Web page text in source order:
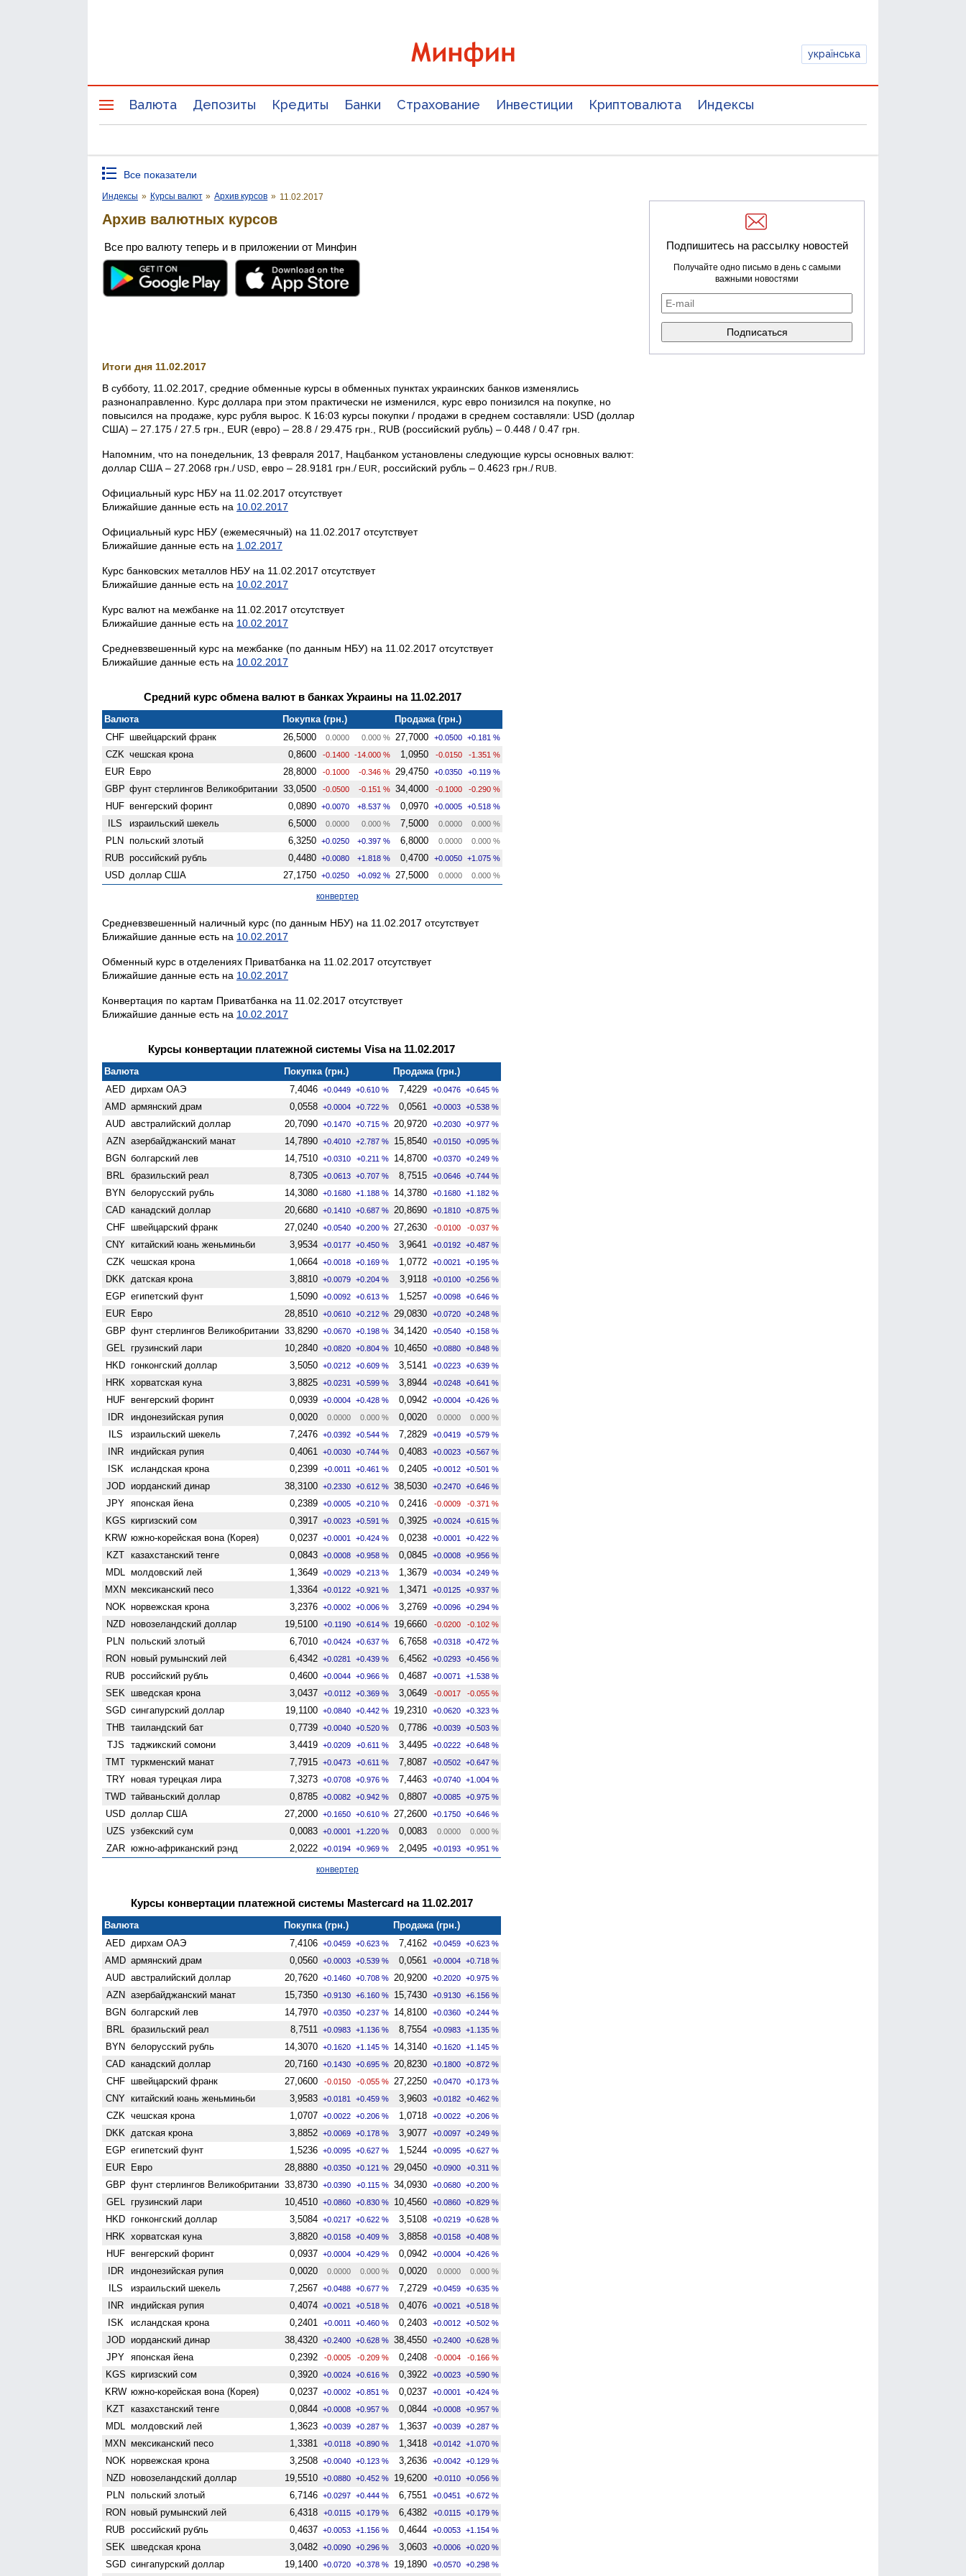
українська
Валюта Депозиты Кредиты Банки Страхование Инвестиции Криптовалюта Индексы
Все показатели
Индексы » Курсы валют » Архив курсов » 11.02.2017
Архив валютных курсов
Все про валюту теперь и в приложении от Минфин
Итоги дня 11.02.2017
В субботу, 11.02.2017, средние обменные курсы в обменных пунктах украинских банков изменялись
разнонаправленно. Курс доллара при этом практически не изменился, курс евро понизился на покупке, но
повысился на продаже, курс рубля вырос. К 16:03 курсы покупки / продажи в среднем составляли: USD (доллар
США) – 27.175 / 27.5 грн., EUR (евро) – 28.8 / 29.475 грн., RUB (российский рубль) – 0.448 / 0.47 грн.
Напомним, что на понедельник, 13 февраля 2017, Нацбанком установлены следующие курсы основных валют:
доллар США – 27.2068 грн./ USD , евро – 28.9181 грн./ EUR , российский рубль – 0.4623 грн./ RUB
Официальный курс НБУ на 11.02.2017 отсутствует
Ближайшие данные есть на 10.02.2017
Официальный курс НБУ (ежемесячный) на 11.02.2017 отсутствует
Ближайшие данные есть на 1.02.2017
Курс банковских металлов НБУ на 11.02.2017 отсутствует
Ближайшие данные есть на 10.02.2017
Курс валют на межбанке на 11.02.2017 отсутствует
Ближайшие данные есть на 10.02.2017
Средневзвешенный курс на межбанке (по данным НБУ) на 11.02.2017 отсутствует
Ближайшие данные есть на 10.02.2017
Средний курс обмена валют в банках Украины на 11.02.2017
Валюта Покупка (грн.)
Продажа (грн.)
CHF швейцарский франк 26,5000 0.0000 0.000 % 27,7000 +0.0500 +0.181 %
CZK чешская крона 0,8600 -0.1400 -14.000 % 1,0950 -0.0150 -1.351 %
EUR Евро 28,8000 -0.1000 -0.346 % 29,4750 +0.0350 +0.119 %
GBP фунт стерлингов Велико­британии 33,0500 -0.0500 -0.151 % 34,4000 -0.1000 -0.290 %
HUF венгерский форинт 0,0890 +0.0070 +8.537 % 0,0970 +0.0005 +0.518 %
ILS израильский шекель 6,5000 0.0000 0.000 % 7,5000 0.0000 0.000 %
PLN польский злотый 6,3250 +0.0250 +0.397 % 6,8000 0.0000 0.000 %
RUB российский рубль 0,4480 +0.0080 +1.818 % 0,4700 +0.0050 +1.075 %
USD доллар США 27,1750 +0.0250 +0.092 % 27,5000 0.0000 0.000 %
конвертер
Средневзвешенный наличный курс (по данным НБУ) на 11.02.2017 отсутствует
Ближайшие данные есть на 10.02.2017
Обменный курс в отделениях Приватбанка на 11.02.2017 отсутствует
Ближайшие данные есть на 10.02.2017
Конвертация по картам Приватбанка на 11.02.2017 отсутствует
Ближайшие данные есть на 10.02.2017
Курсы конвертации платежной системы Visa на 11.02.2017
Валюта Покупка (грн.)
Продажа (грн.)
AED дирхам ОАЭ 7,4046 +0.0449 +0.610 % 7,4229 +0.0476 +0.645 %
AMD армянский драм 0,0558 +0.0004 +0.722 % 0,0561 +0.0003 +0.538 %
AUD австралийский доллар 20,7090 +0.1470 +0.715 % 20,9720 +0.2030 +0.977 %
AZN азербайджанский манат 14,7890 +0.4010 +2.787 % 15,8540 +0.0150 +0.095 %
BGN болгарский лев 14,7510 +0.0310 +0.211 % 14,8700 +0.0370 +0.249 %
BRL бразильский реал 8,7305 +0.0613 +0.707 % 8,7515 +0.0646 +0.744 %
BYN белорусский рубль 14,3080 +0.1680 +1.188 % 14,3780 +0.1680 +1.182 %
CAD канадский доллар 20,6680 +0.1410 +0.687 % 20,8690 +0.1810 +0.875 %
CHF швейцарский франк 27,0240 +0.0540 +0.200 % 27,2630 -0.0100 -0.037 %
CNY китайский юань женьминьби 3,9534 +0.0177 +0.450 % 3,9641 +0.0192 +0.487 %
CZK чешская крона 1,0664 +0.0018 +0.169 % 1,0772 +0.0021 +0.195 %
DKK датская крона 3,8810 +0.0079 +0.204 % 3,9118 +0.0100 +0.256 %
EGP египетский фунт 1,5090 +0.0092 +0.613 % 1,5257 +0.0098 +0.646 %
EUR Евро 28,8510 +0.0610 +0.212 % 29,0830 +0.0720 +0.248 %
GBP фунт стерлингов Велико­британии 33,8290 +0.0670 +0.198 % 34,1420 +0.0540 +0.158 %
GEL грузинский лари 10,2840 +0.0820 +0.804 % 10,4650 +0.0880 +0.848 %
HKD гонконгский доллар 3,5050 +0.0212 +0.609 % 3,5141 +0.0223 +0.639 %
HRK хорватская куна 3,8825 +0.0231 +0.599 % 3,8944 +0.0248 +0.641 %
HUF венгерский форинт 0,0939 +0.0004 +0.428 % 0,0942 +0.0004 +0.426 %
IDR индонезийская рупия 0,0020 0.0000 0.000 % 0,0020 0.0000 0.000 %
ILS израильский шекель 7,2476 +0.0392 +0.544 % 7,2829 +0.0419 +0.579 %
INR индийская рупия 0,4061 +0.0030 +0.744 % 0,4083 +0.0023 +0.567 %
ISK исландская крона 0,2399 +0.0011 +0.461 % 0,2405 +0.0012 +0.501 %
JOD иорданский динар 38,3100 +0.2330 +0.612 % 38,5030 +0.2470 +0.646 %
JPY японская йена 0,2389 +0.0005 +0.210 % 0,2416 -0.0009 -0.371 %
KGS киргизский сом 0,3917 +0.0023 +0.591 % 0,3925 +0.0024 +0.615 %
KRW южно-корейская вона (Корея) 0,0237 +0.0001 +0.424 % 0,0238 +0.0001 +0.422 %
KZT казахстанский тенге 0,0843 +0.0008 +0.958 % 0,0845 +0.0008 +0.956 %
MDL молдовский лей 1,3649 +0.0029 +0.213 % 1,3679 +0.0034 +0.249 %
MXN мексиканский песо 1,3364 +0.0122 +0.921 % 1,3471 +0.0125 +0.937 %
NOK норвежская крона 3,2376 +0.0002 +0.006 % 3,2769 +0.0096 +0.294 %
NZD ново­зеландский доллар 19,5100 +0.1190 +0.614 % 19,6660 -0.0200 -0.102 %
PLN польский злотый 6,7010 +0.0424 +0.637 % 6,7658 +0.0318 +0.472 %
RON новый румынский лей 6,4342 +0.0281 +0.439 % 6,4562 +0.0293 +0.456 %
RUB российский рубль 0,4600 +0.0044 +0.966 % 0,4687 +0.0071 +1.538 %
SEK шведская крона 3,0437 +0.0112 +0.369 % 3,0649 -0.0017 -0.055 %
SGD сингапурский доллар 19,1100 +0.0840 +0.442 % 19,2310 +0.0620 +0.323 %
THB таиландский бат 0,7739 +0.0040 +0.520 % 0,7786 +0.0039 +0.503 %
TJS таджикский сомони 3,4419 +0.0209 +0.611 % 3,4495 +0.0222 +0.648 %
TMT туркменский манат 7,7915 +0.0473 +0.611 % 7,8087 +0.0502 +0.647 %
TRY новая турецкая лира 7,3273 +0.0708 +0.976 % 7,4463 +0.0740 +1.004 %
TWD тайваньский доллар 0,8785 +0.0082 +0.942 % 0,8807 +0.0085 +0.975 %
USD доллар США 27,2000 +0.1650 +0.610 % 27,2600 +0.1750 +0.646 %
UZS узбекский сум 0,0083 +0.0001 +1.220 % 0,0083 0.0000 0.000 %
ZAR южно-африканский рэнд 2,0222 +0.0194 +0.969 % 2,0495 +0.0193 +0.951 %
конвертер
Курсы конвертации платежной системы Mastercard на 11.02.2017
Валюта Покупка (грн.)
Продажа (грн.)
AED дирхам ОАЭ 7,4106 +0.0459 +0.623 % 7,4162 +0.0459 +0.623 %
AMD армянский драм 0,0560 +0.0003 +0.539 % 0,0561 +0.0004 +0.718 %
AUD австралийский доллар 20,7620 +0.1460 +0.708 % 20,9200 +0.2020 +0.975 %
AZN азербайджанский манат 15,7350 +0.9130 +6.160 % 15,7430 +0.9130 +6.156 %
BGN болгарский лев 14,7970 +0.0350 +0.237 % 14,8100 +0.0360 +0.244 %
BRL бразильский реал 8,7511 +0.0983 +1.136 % 8,7554 +0.0983 +1.135 %
BYN белорусский рубль 14,3070 +0.1620 +1.145 % 14,3140 +0.1620 +1.145 %
CAD канадский доллар 20,7160 +0.1430 +0.695 % 20,8230 +0.1800 +0.872 %
CHF швейцарский франк 27,0600 -0.0150 -0.055 % 27,2250 +0.0470 +0.173 %
CNY китайский юань женьминьби 3,9583 +0.0181 +0.459 % 3,9603 +0.0182 +0.462 %
CZK чешская крона 1,0707 +0.0022 +0.206 % 1,0718 +0.0022 +0.206 %
DKK датская крона 3,8852 +0.0069 +0.178 % 3,9077 +0.0097 +0.249 %
EGP египетский фунт 1,5236 +0.0095 +0.627 % 1,5244 +0.0095 +0.627 %
EUR Евро 28,8880 +0.0350 +0.121 % 29,0450 +0.0900 +0.311 %
GBP фунт стерлингов Велико­британии 33,8730 +0.0390 +0.115 % 34,0930 +0.0680 +0.200 %
GEL грузинский лари 10,4510 +0.0860 +0.830 % 10,4560 +0.0860 +0.829 %
HKD гонконгский доллар 3,5084 +0.0217 +0.622 % 3,5108 +0.0219 +0.628 %
HRK хорватская куна 3,8820 +0.0158 +0.409 % 3,8858 +0.0158 +0.408 %
HUF венгерский форинт 0,0937 +0.0004 +0.429 % 0,0942 +0.0004 +0.426 %
IDR индонезийская рупия 0,0020 0.0000 0.000 % 0,0020 0.0000 0.000 %
ILS израильский шекель 7,2567 +0.0488 +0.677 % 7,2729 +0.0459 +0.635 %
INR индийская рупия 0,4074 +0.0021 +0.518 % 0,4076 +0.0021 +0.518 %
ISK исландская крона 0,2401 +0.0011 +0.460 % 0,2403 +0.0012 +0.502 %
JOD иорданский динар 38,4320 +0.2400 +0.628 % 38,4550 +0.2400 +0.628 %
JPY японская йена 0,2392 -0.0005 -0.209 % 0,2408 -0.0004 -0.166 %
KGS киргизский сом 0,3920 +0.0024 +0.616 % 0,3922 +0.0023 +0.590 %
KRW южно-корейская вона (Корея) 0,0237 +0.0002 +0.851 % 0,0237 +0.0001 +0.424 %
KZT казахстанский тенге 0,0844 +0.0008 +0.957 % 0,0844 +0.0008 +0.957 %
MDL молдовский лей 1,3623 +0.0039 +0.287 % 1,3637 +0.0039 +0.287 %
MXN мексиканский песо 1,3381 +0.0118 +0.890 % 1,3418 +0.0142 +1.070 %
NOK норвежская крона 3,2508 +0.0040 +0.123 % 3,2636 +0.0042 +0.129 %
NZD ново­зеландский доллар 19,5510 +0.0880 +0.452 % 19,6200 +0.0110 +0.056 %
PLN польский злотый 6,7146 +0.0297 +0.444 % 6,7551 +0.0451 +0.672 %
RON новый румынский лей 6,4318 +0.0115 +0.179 % 6,4382 +0.0115 +0.179 %
RUB российский рубль 0,4637 +0.0053 +1.156 % 0,4644 +0.0053 +1.154 %
SEK шведская крона 3,0482 +0.0090 +0.296 % 3,0603 +0.0006 +0.020 %
SGD сингапурский доллар 19,1400 +0.0720 +0.378 % 19,1890 +0.0570 +0.298 %
Подпишитесь на рассылку новостей
Получайте одно письмо в день с самыми
важными новостями